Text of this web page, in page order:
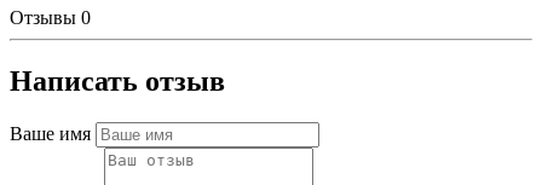
Отзывы 0
Написать отзыв
Ваше имя